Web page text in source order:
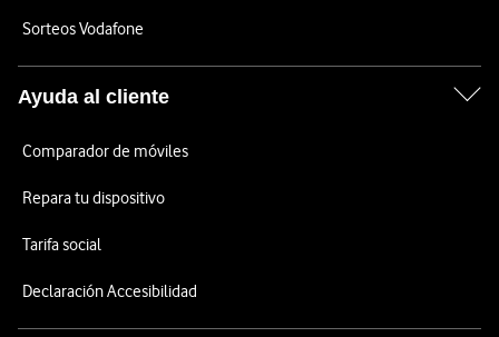
Sorteos Vodafone
Ayuda al cliente
Comparador de móviles
Repara tu dispositivo
Tarifa social
Declaración Accesibilidad